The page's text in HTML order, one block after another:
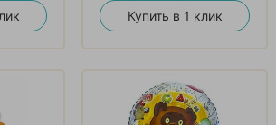
Купить в 1 клик